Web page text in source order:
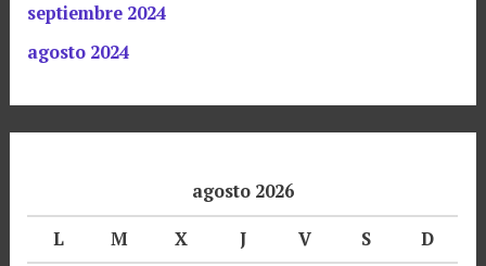
septiembre 2024
agosto 2024
agosto 2026
L
M X J V S
D